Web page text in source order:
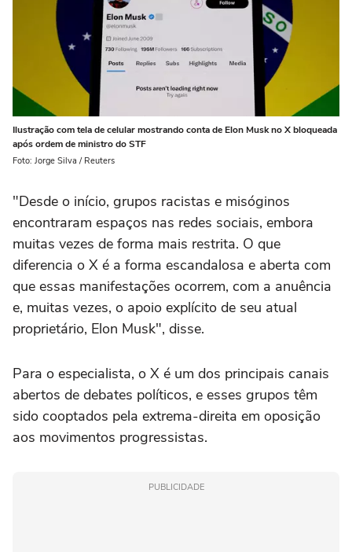
Ilustração com tela de celular mostrando conta de Elon Musk no X bloqueada
após ordem de ministro do STF
Foto: Jorge Silva / Reuters
"Desde o início, grupos racistas e misóginos
encontraram espaços nas redes sociais, embora
muitas vezes de forma mais restrita. O que
diferencia o X é a forma escandalosa e aberta com
que essas manifestações ocorrem, com a anuência
e, muitas vezes, o apoio explícito de seu atual
proprietário, Elon Musk", disse.
Para o especialista, o X é um dos principais canais
abertos de debates políticos, e esses grupos têm
sido cooptados pela extrema-direita em oposição
aos movimentos progressistas.
PUBLICIDADE